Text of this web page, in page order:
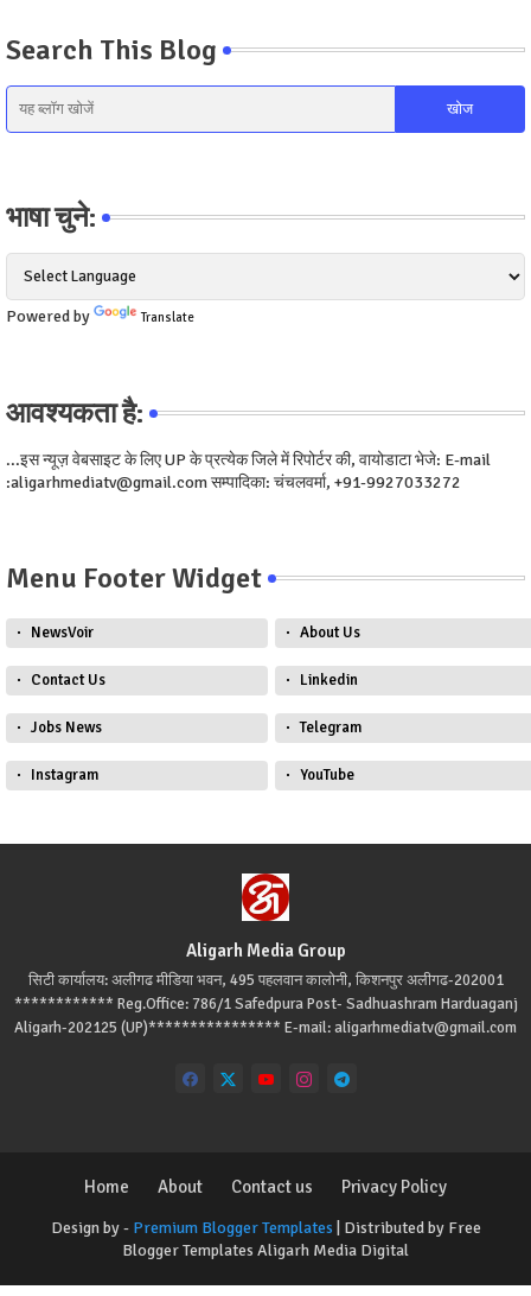
Search This Blog
भाषा चुने:
Powered by Translate
आवश्यकता है:
...इस न्यूज़ वेबसाइट के लिए UP के प्रत्येक जिले में रिपोर्टर की, वायोडाटा भेजे: E-mail
:aligarhmediatv@gmail.com सम्पादिका: चंचलवर्मा, +91-9927033272
Menu Footer Widget
NewsVoir About Us
Contact Us Linkedin
Jobs News Telegram
Instagram YouTube
Aligarh Media Group
सिटी कार्यालय: अलीगढ मीडिया भवन, 495 पहलवान कालोनी, किशनपुर अलीगढ-202001
************ Reg.Office: 786/1 Safedpura Post- Sadhuashram Harduaganj
Aligarh-202125 (UP)**************** E-mail: aligarhmediatv@gmail.com
Design by - Premium Blogger Templates | Distributed by Free
Blogger Templates Aligarh Media Digital
Home About Contact us Privacy Policy